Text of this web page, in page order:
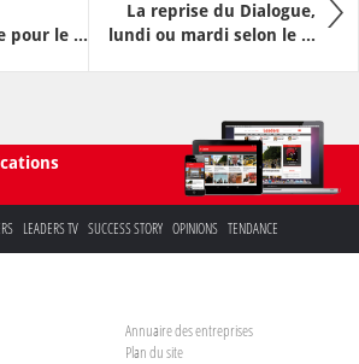
pour le ...
La reprise du Dialogue,
lundi ou mardi selon le ...
LEADERS TV SUCCESS STORY OPINIONS TENDANCE
Annuaire des entreprises
Plan du site